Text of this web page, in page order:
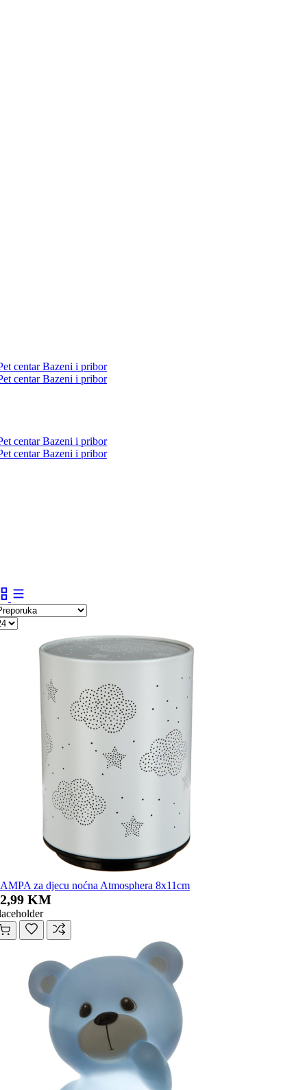
centarBazeni i pribor
centarBazeni i pribor
centarBazeni i pribor
centarBazeni i pribor
za djecu noćna Atmosphera 8x11cm
KM